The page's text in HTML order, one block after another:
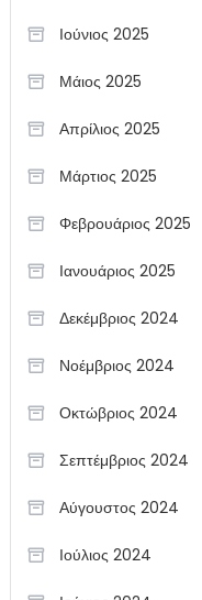
Ιούνιος 2025
Μάιος 2025
Απρίλιος 2025
Μάρτιος 2025
Φεβρουάριος 2025
Ιανουάριος 2025
Δεκέμβριος 2024
Νοέμβριος 2024
Οκτώβριος 2024
Σεπτέμβριος 2024
Αύγουστος 2024
Ιούλιος 2024